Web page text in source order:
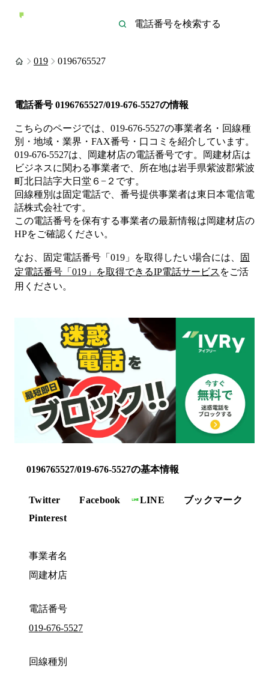
019 0196765527
電話番号 0196765527/019-676-5527の情報
こちらのページでは、 019-676-5527の事業者名・回線種
別・地域・業界・FAX番号・口コミを紹介しています。
019-676-5527は、 岡建材店の電話番号です。
岡建材店は
ビジネスに関わる事業者で、所在地は岩手県紫波郡紫波
町北日詰字大日堂６−２ です。
回線種別は固定電話で、番号提供事業者は東日本電信電
話株式会社です。
この電話番号を保有する事業者の最新情報は岡建材店の
HPをご確認ください。
なお、固定電話番号「 019 」を取得したい場合には、
固
定電話番号「 019 」を取得できるIP電話サービス をご活
用ください。
0196765527/019-676-5527の基本情報
Twitter Facebook LINE
ブックマーク
Pinterest
事業者名
岡建材店
電話番号
019-676-5527
回線種別